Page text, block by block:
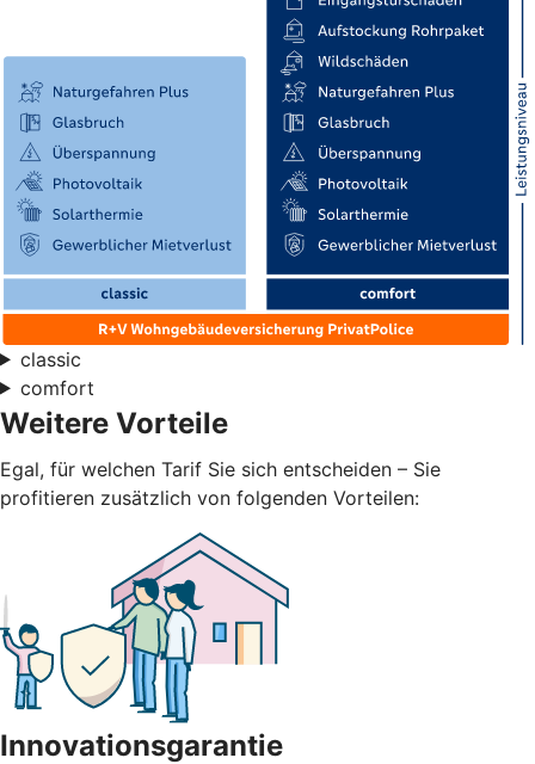
classic
comfort
Weitere Vorteile
Egal, für welchen Tarif Sie sich entscheiden – Sie
profitieren zusätzlich von folgenden Vorteilen:
Innovationsgarantie